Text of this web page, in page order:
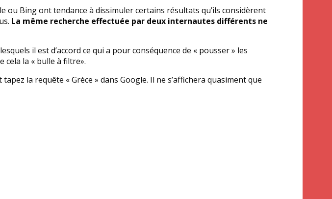
ou Bing ont tendance à dissimuler certains résultats qu’ils considèrent
La même recherche effectuée par deux internautes différents ne
il est d’accord ce qui a pour conséquence de « pousser » les
cela la « bulle à filtre».
la requête « Grèce » dans Google. Il ne s’affichera quasiment que